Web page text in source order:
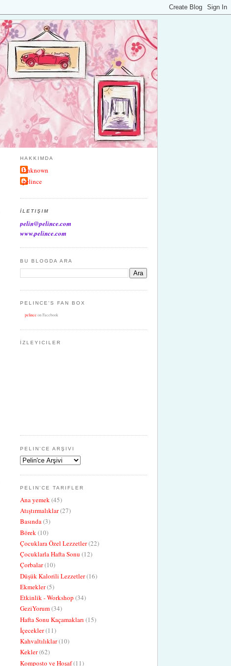
HAKKIMDA
Unknown
pelince
İLETIŞIM
pelin@pelince.com
www.pelince.com
BU BLOGDA ARA
PELINCE'S FAN BOX
pelince on Facebook
İZLEYICILER
PELIN'CE ARŞIVI
PELIN'CE TARIFLER
Ana yemek(45)
Atıştırmalıklar(27)
Basında(3)
Börek(10)
Çocuklara Özel Lezzetler(22)
Çocuklarla Hafta Sonu (12)
Çorbalar(10)
Düşük Kalorili Lezzetler(16)
Ekmekler(5)
Etkinlik - Workshop (34)
GeziYorum(34)
Hafta Sonu Kaçamakları (15)
İçecekler(11)
Kahvaltılıklar(10)
Kekler(62)
Komposto ve Hoşaf(11)